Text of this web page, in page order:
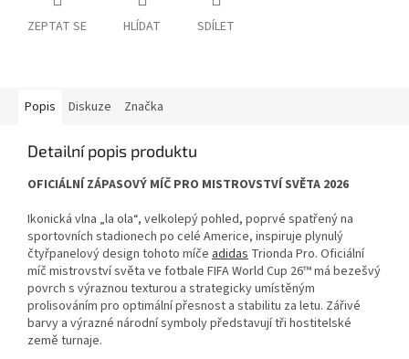
ZEPTAT SE HLÍDAT SDÍLET
Popis Diskuze Značka
Detailní popis produktu
OFICIÁLNÍ ZÁPASOVÝ MÍČ PRO MISTROVSTVÍ SVĚTA 2026
Ikonická vlna „la ola“, velkolepý pohled, poprvé spatřený na
sportovních stadionech po celé Americe, inspiruje plynulý
čtyřpanelový design tohoto míče adidas Trionda Pro. Oficiální
míč mistrovství světa ve fotbale FIFA World Cup 26™ má bezešvý
povrch s výraznou texturou a strategicky umístěným
prolisováním pro optimální přesnost a stabilitu za letu. Zářivé
barvy a výrazné národní symboly představují tři hostitelské
země turnaje.